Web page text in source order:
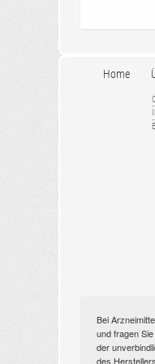
Home
Bei
und fragen
der
des